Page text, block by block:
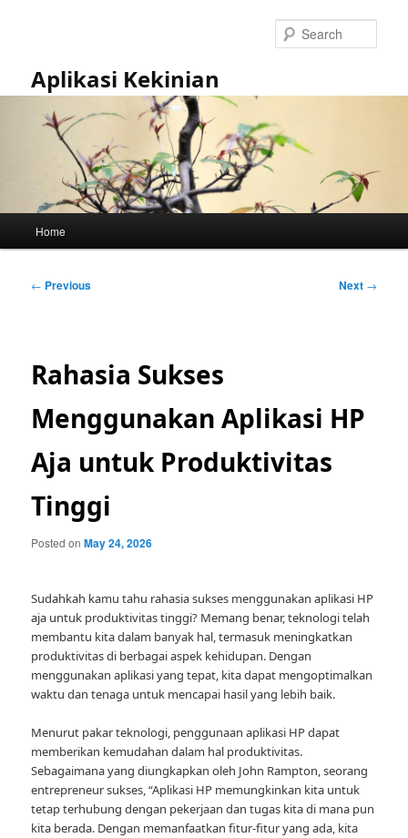
Aplikasi Kekinian
Home
Post
← Previous Next →
Rahasia Sukses
Menggunakan Aplikasi HP
Aja untuk Produktivitas
Tinggi
Posted onMay 24, 2026
Sudahkah kamu tahu rahasia sukses menggunakan aplikasi HP
aja untuk produktivitas tinggi? Memang benar, teknologi telah
membantu kita dalam banyak hal, termasuk meningkatkan
produktivitas di berbagai aspek kehidupan. Dengan
menggunakan aplikasi yang tepat, kita dapat mengoptimalkan
waktu dan tenaga untuk mencapai hasil yang lebih baik.
Menurut pakar teknologi, penggunaan aplikasi HP dapat
memberikan kemudahan dalam hal produktivitas.
Sebagaimana yang diungkapkan oleh John Rampton, seorang
entrepreneur sukses, “Aplikasi HP memungkinkan kita untuk
tetap terhubung dengan pekerjaan dan tugas kita di mana pun
kita berada. Dengan memanfaatkan fitur-fitur yang ada, kita